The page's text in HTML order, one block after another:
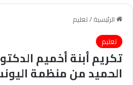
الرئيسية/تعليم
تعليم
تكريم أبنة أخميم
الحميد من منظمة